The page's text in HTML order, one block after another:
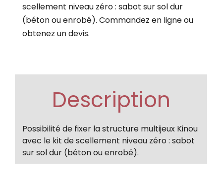
scellement niveau zéro : sabot sur sol dur
(béton ou enrobé). Commandez en ligne ou
obtenez un devis.
Description
Possibilité de fixer la structure multijeux Kinou
avec le kit de scellement niveau zéro : sabot
sur sol dur (béton ou enrobé).